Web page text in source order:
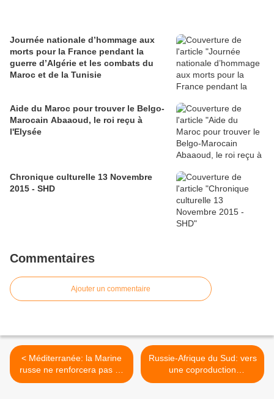
Journée nationale d’hommage aux
morts pour la France pendant la
guerre d’Algérie et les combats du
Maroc et de la Tunisie
Aide du Maroc pour trouver le Belgo-
Marocain Abaaoud, le roi reçu à
l'Elysée
Chronique culturelle 13 Novembre
2015 - SHD
Commentaires
Ajouter un commentaire
< Méditerranée: la Marine
russe ne renforcera pas sa
présence (source)
Russie-Afrique du Sud: vers
une coproduction
d'hélicoptères (Lavrov) >